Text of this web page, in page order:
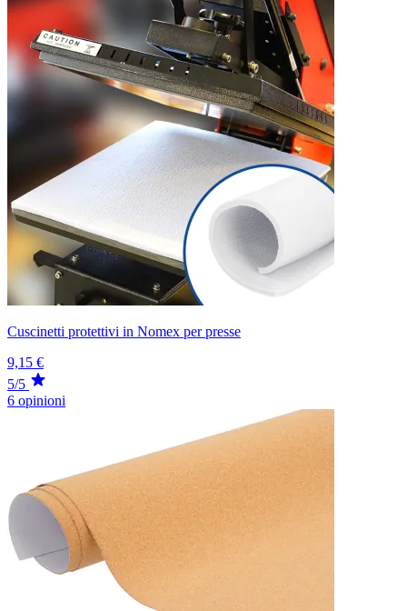
Cuscinetti protettivi in Nomex per presse
9,15 €
5/5
6 opinioni